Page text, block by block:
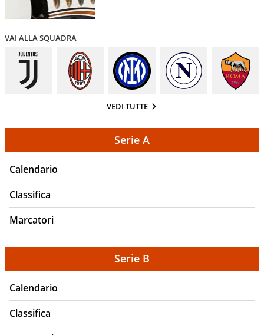
VAI ALLA SQUADRA
VEDI TUTTE
Serie A
Calendario
Classifica
Marcatori
Serie B
Calendario
Classifica